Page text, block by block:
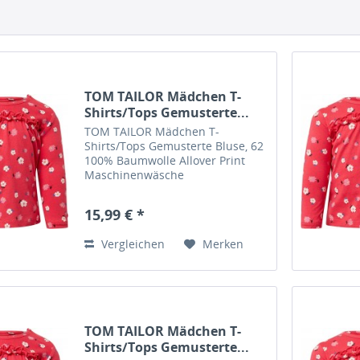
TOM TAILOR Mädchen T-
Shirts/Tops Gemusterte...
TOM TAILOR Mädchen T-
Shirts/Tops Gemusterte Bluse, 62
100% Baumwolle Allover Print
Maschinenwäsche
15,99 € *
Vergleichen Merken
TOM TAILOR Mädchen T-
Shirts/Tops Gemusterte...